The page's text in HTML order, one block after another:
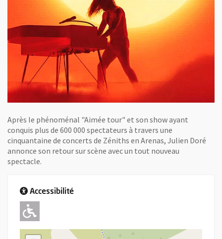
Après le phénoménal "Aimée tour" et son show ayant
conquis plus de 600 000 spectateurs à travers une
cinquantaine de concerts de Zéniths en Arenas, Julien Doré
annonce son retour sur scène avec un tout nouveau
spectacle.
Accessibilité
Adapté pour l'handicap Moteur